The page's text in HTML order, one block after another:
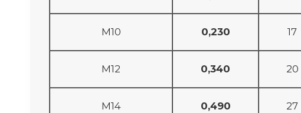
M10 0,230 17
M12 0,340 20
M14 0,490 27